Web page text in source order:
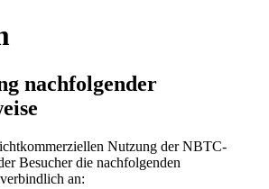
nachfolgender
Nutzung der NBTC-
Besucher die nachfolgenden
an: